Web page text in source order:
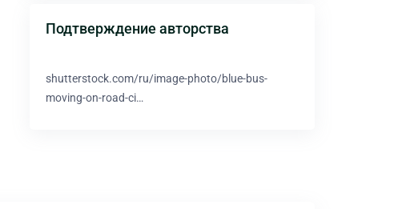
Подтверждение авторства
shutterstock.com/ru/image-photo/blue-bus-
moving-on-road-ci…